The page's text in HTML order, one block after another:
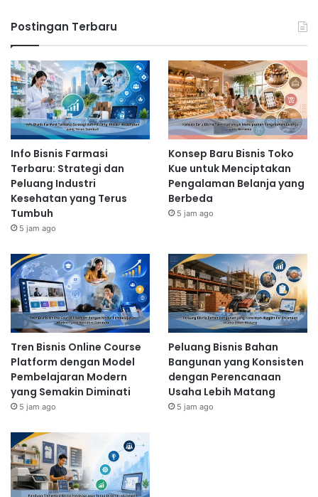
Postingan Terbaru
Info Bisnis Farmasi
Terbaru: Strategi dan
Peluang Industri
Kesehatan yang Terus
Tumbuh
5 jam ago
Konsep Baru Bisnis Toko
Kue untuk Menciptakan
Pengalaman Belanja yang
Berbeda
5 jam ago
Tren Bisnis Online Course
Platform dengan Model
Pembelajaran Modern
yang Semakin Diminati
5 jam ago
Peluang Bisnis Bahan
Bangunan yang Konsisten
dengan Perencanaan
Usaha Lebih Matang
5 jam ago